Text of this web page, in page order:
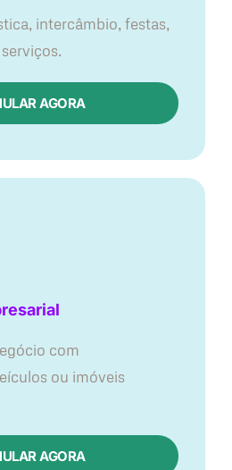
intercâmbio, festas,
AGORA
com
ou imóveis
AGORA